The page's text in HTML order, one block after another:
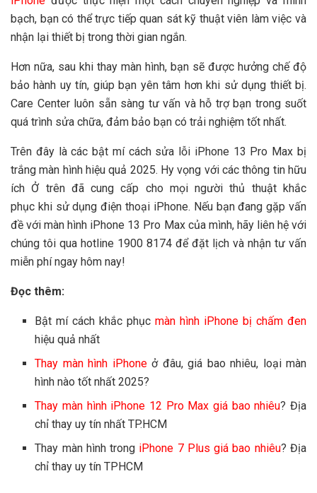
bạch, bạn có thể trực tiếp quan sát kỹ thuật viên làm việc và
nhận lại thiết bị trong thời gian ngắn.
Hơn nữa, sau khi thay màn hình, bạn sẽ được hưởng chế độ
bảo hành uy tín, giúp bạn yên tâm hơn khi sử dụng thiết bị.
Care Center luôn sẵn sàng tư vấn và hỗ trợ bạn trong suốt
quá trình sửa chữa, đảm bảo bạn có trải nghiệm tốt nhất.
Trên đây làcác bật mí cách sửa lỗi iPhone 13 Pro Max bị
trắng màn hìnhhiệu quả 2025. Hy vọng vớicác thông tin hữu
íchỞtrên đã cung cấp cho mọi người thủ thuật khắc
phục khisử dụngđiện thoại iPhone. Nếu bạn đang gặp vấn
đề với màn hình iPhone 13 Pro Max của mình, hãy liên hệ với
chúng tôi qua hotline 1900 8174 để đặt lịch và nhận tư vấn
miễn phí ngay hôm nay!
Đọc thêm:
Bật mí cách khắc phục màn hình iPhone bị chấm đen
hiệu quả nhất
Thay màn hình iPhone ở đâu, giá bao nhiêu, loại màn
hình nào tốt nhất 2025?
Thay màn hình iPhone 12 Pro Max giá bao nhiêu? Địa
chỉ thay uy tín nhất TP.HCM
Thay màn hình trong iPhone 7 Plus giá bao nhiêu? Địa
chỉ thay uy tín TPHCM